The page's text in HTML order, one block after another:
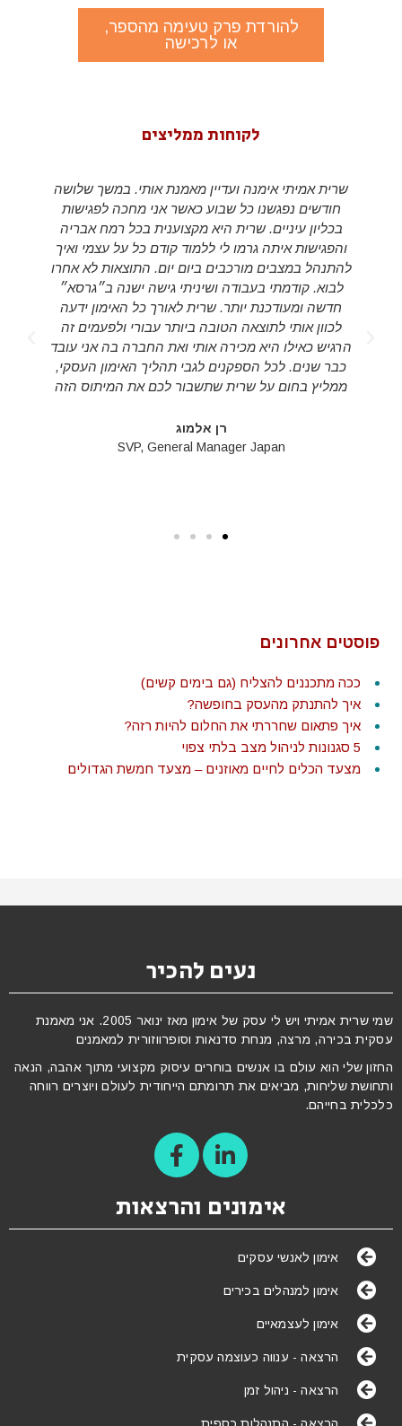
להורדת פרק טעימה מהספר,
או לרכישה
לקוחות ממליצים
שרית אמיתי אימנה ועדיין מאמנת אותי. במשך שלושה
חודשים נפגשנו כל שבוע כאשר אני מחכה לפגישות
בכליון עיניים. שרית היא מקצוענית בכל רמח אבריה
והפגישות איתה גרמו לי ללמוד קודם כל על עצמי ואיך
להתנהל במצבים מורכבים ביום יום. התוצאות לא אחרו
לבוא. קודמתי בעבודה ושיניתי גישה ישנה ב״גרסא״
חדשה ומעודכנת יותר. שרית לאורך כל האימון ידעה
לכוון אותי לתוצאה הטובה ביותר עבורי ולפעמים זה
הרגיש כאילו היא מכירה אותי ואת החברה בה אני עובד
כבר שנים. לכל הספקנים לגבי תהליך האימון העסקי,
ממליץ בחום על שרית שתשבור לכם את המיתוס הזה
רן אלמוג
SVP, General Manager Japan
פוסטים אחרונים
ככה מתכננים להצליח (גם בימים קשים)
איך להתנתק מהעסק בחופשה?
איך פתאום שחררתי את החלום להיות רזה?
5 סגנונות לניהול מצב בלתי צפוי
מצעד הכלים לחיים מאוזנים – מצעד חמשת הגדולים
נעים להכיר
שמי שרית אמיתי ויש לי עסק של אימון מאז ינואר 2005. אני מאמנת
עסקית בכירה, מרצה, מנחת סדנאות וסופרווזורית למאמנים
החזון שלי הוא עולם בו אנשים בוחרים עיסוק מקצועי מתוך אהבה, הנאה
ותחושת שליחות, מביאים את תרומתם הייחודית לעולם ויוצרים רווחה
כלכלית בחייהם.
אימונים והרצאות
אימון לאנשי עסקים
אימון למנהלים בכירים
אימון לעצמאיים
הרצאה - ענווה כעוצמה עסקית
הרצאה - ניהול זמן